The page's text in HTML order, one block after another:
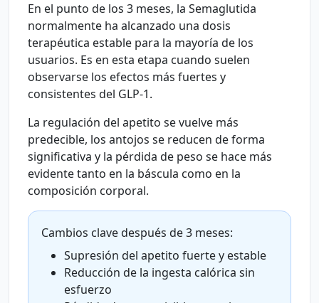
En el punto de los 3 meses, la Semaglutida
normalmente ha alcanzado una dosis
terapéutica estable para la mayoría de los
usuarios. Es en esta etapa cuando suelen
observarse los efectos más fuertes y
consistentes del GLP-1.
La regulación del apetito se vuelve más
predecible, los antojos se reducen de forma
significativa y la pérdida de peso se hace más
evidente tanto en la báscula como en la
composición corporal.
Cambios clave después de 3 meses:
Supresión del apetito fuerte y estable
Reducción de la ingesta calórica sin
esfuerzo